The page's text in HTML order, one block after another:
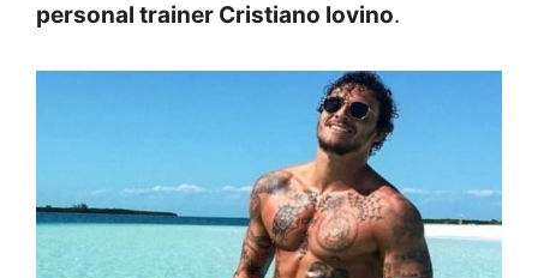
personal trainer Cristiano Iovino.